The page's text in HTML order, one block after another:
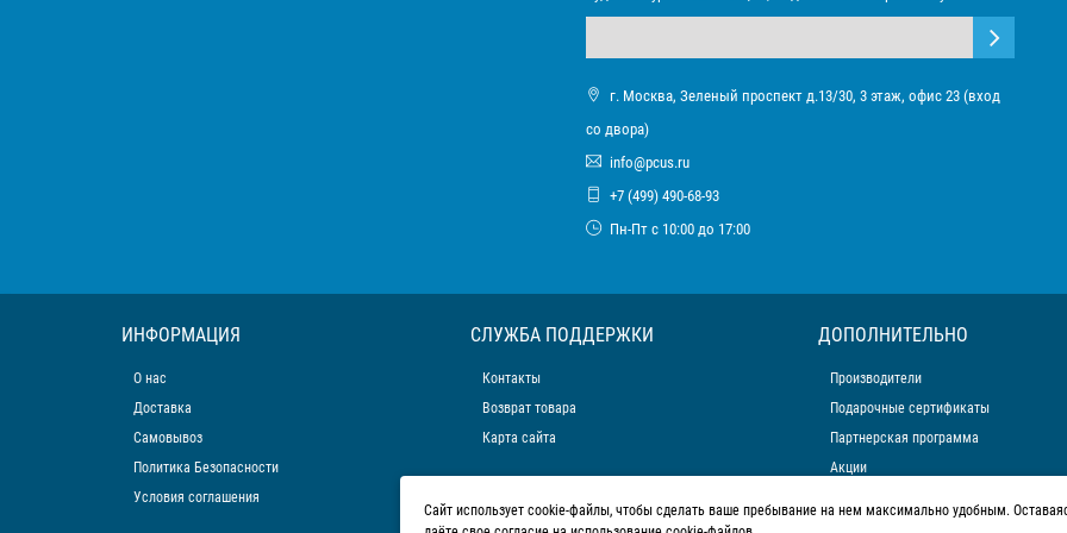
г. Москва, Зеленый проспект д.13/30, 3 этаж, офис 23 (вход
со двора)
info@pcus.ru
+7 (499) 490-68-93
Пн-Пт с 10:00 до 17:00
ИНФОРМАЦИЯ
О нас
Доставка
Самовывоз
Политика Безопасности
Условия соглашения
СЛУЖБА ПОДДЕРЖКИ
Контакты
Возврат товара
Карта сайта
ДОПОЛНИТЕЛЬНО
Производители
Подарочные сертификаты
Партнерская программа
Акции
Сайт использует cookie-файлы, чтобы сделать ваше пребывание на нем максимально удобным.